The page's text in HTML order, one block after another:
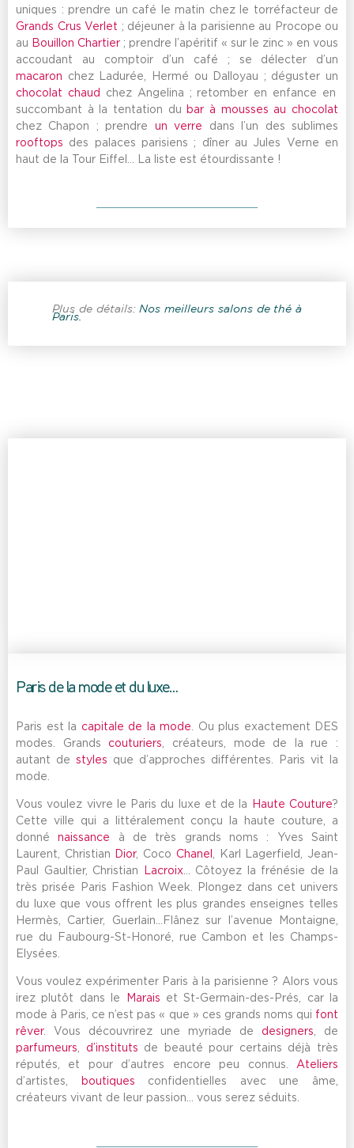
uniques : prendre un café le matin chez le torréfacteur de
Grands Crus Verlet ; déjeuner à la parisienne au Procope ou
au Bouillon Chartier ; prendre l’apéritif « sur le zinc » en vous
accoudant au comptoir d’un café ; se délecter d’un
macaron chez Ladurée, Hermé ou Dalloyau ; déguster un
chocolat chaud
chez Angelina ; retomber en enfance en
succombant à la tentation du bar à mousses au chocolat
chez Chapon ; prendre un verre dans l’un des sublimes
rooftops des palaces parisiens ; dîner au Jules Verne en
haut de la Tour Eiffel… La liste est étourdissante !
Plus de détails:Nos meilleurs salons de thé à
Paris.
Paris de la mode et du luxe…
Paris est la capitale de la mode . Ou plus exactement DES
modes. Grandscouturiers , créateurs, mode de la rue :
autant de styles que d’approches différentes. Paris vit la
mode.
Vous voulez vivre le Paris du luxe et de la Haute Couture ?
Cette ville qui a littéralement conçu la haute couture, a
donnénaissance à de très grands noms : Yves Saint
Laurent, Christian
Dior, Coco Chanel , Karl Lagerfield, Jean-
Paul Gaultier, Christian
Lacroix… Côtoyez la frénésie de la
très prisée Paris Fashion Week. Plongez dans cet univers
du luxe que vous offrent les plus grandes enseignes telles
Hermès, Cartier, Guerlain…Flânez sur l’avenue Montaigne,
rue du Faubourg-St-Honoré, rue Cambon et les Champs-
Elysées.
Vous voulez expérimenter Paris à la parisienne ? Alors vous
irez plutôt dans le
Marais et St-Germain-des-Prés, car la
mode à Paris, ce n’est pas « que » ces grands noms qui font
rêver. Vous découvrirez une myriade de designers, de
parfumeurs, d’instituts de beauté pour certains déjà très
réputés, et pour d’autres encore peu connus. Ateliers
d’artistes,
boutiques confidentielles avec une âme,
créateurs vivant de leur passion… vous serez séduits.